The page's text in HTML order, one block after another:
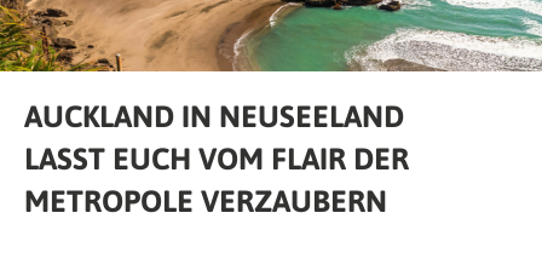
AUCKLAND IN NEUSEELAND
LASST EUCH VOM FLAIR DER
METROPOLE VERZAUBERN